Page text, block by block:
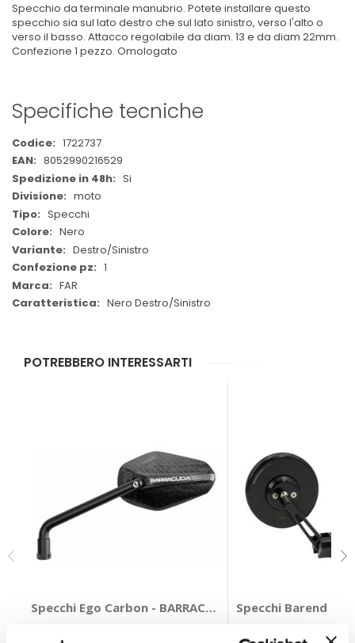
Specchio da terminale manubrio. Potete installare questo
specchio sia sul lato destro che sul lato sinistro, verso l'alto o
verso il basso. Attacco regolabile da diam. 13 e da diam 22mm.
Confezione 1 pezzo. Omologato
Specifiche tecniche
Maggiori
Informazioni
1722737
8052990216529
Si
moto
Specchi
Nero
Destro/Sinistro
1
FAR
Nero Destro/Sinistro
POTREBBERO INTERESSARTI
Specchi Ego Carbon - BARRACUDA
BARRACUDA
Specchi Barend
BARRACUDA